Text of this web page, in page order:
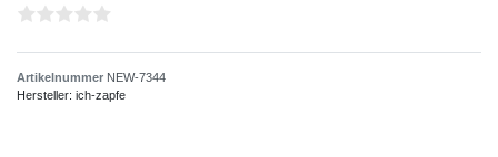
Artikelnummer NEW-7344
Hersteller: ich-zapfe